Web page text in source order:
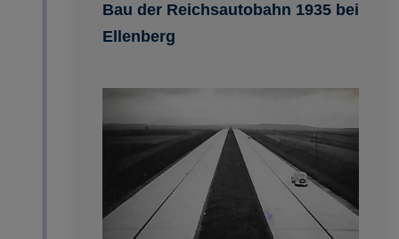
Bau der Reichsautobahn 1935 bei
Ellenberg